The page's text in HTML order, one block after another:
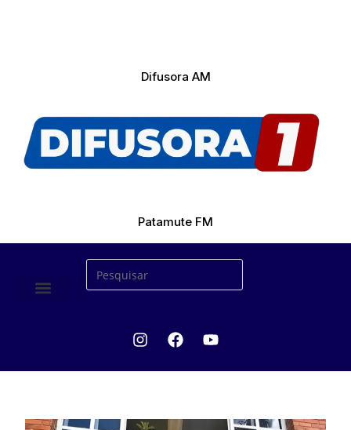
Difusora AM
Patamute FM